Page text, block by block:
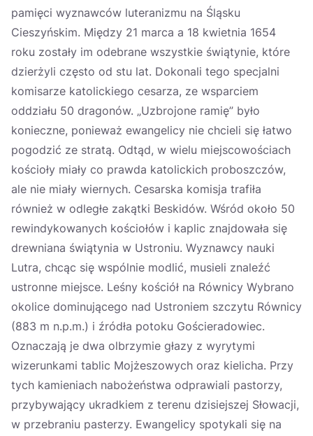
pamięci wyznawców luteranizmu na Śląsku
Cieszyńskim. Między 21 marca a 18 kwietnia 1654
roku zostały im odebrane wszystkie świątynie, które
dzierżyli często od stu lat. Dokonali tego specjalni
komisarze katolickiego cesarza, ze wsparciem
oddziału 50 dragonów. „Uzbrojone ramię” było
konieczne, ponieważ ewangelicy nie chcieli się łatwo
pogodzić ze stratą. Odtąd, w wielu miejscowościach
kościoły miały co prawda katolickich proboszczów,
ale nie miały wiernych. Cesarska komisja trafiła
również w odległe zakątki Beskidów. Wśród około 50
rewindykowanych kościołów i kaplic znajdowała się
drewniana świątynia w Ustroniu. Wyznawcy nauki
Lutra, chcąc się wspólnie modlić, musieli znaleźć
ustronne miejsce. Leśny kościół na Równicy Wybrano
okolice dominującego nad Ustroniem szczytu Równicy
(883 m n.p.m.) i źródła potoku Gościeradowiec.
Oznaczają je dwa olbrzymie głazy z wyrytymi
wizerunkami tablic Mojżeszowych oraz kielicha. Przy
tych kamieniach nabożeństwa odprawiali pastorzy,
przybywający ukradkiem z terenu dzisiejszej Słowacji,
w przebraniu pasterzy. Ewangelicy spotykali się na